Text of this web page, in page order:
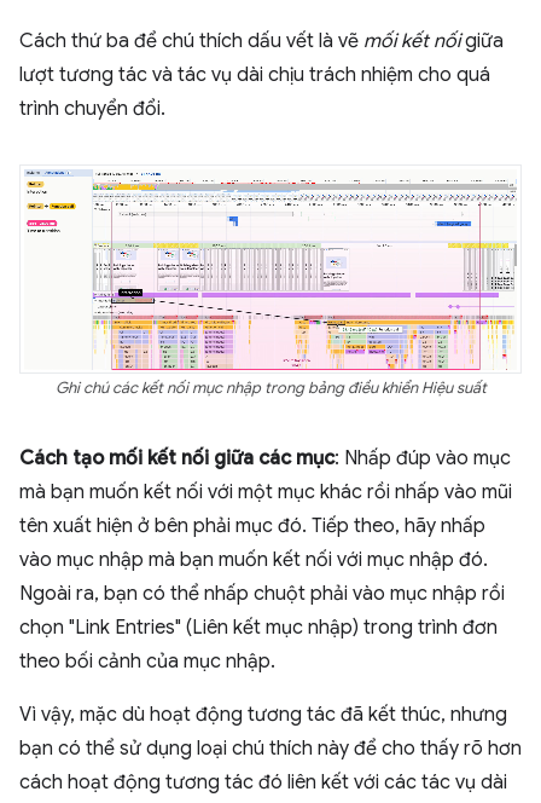
Cách thứ ba để chú thích dấu vết là vẽ mối kết nốigiữa
lượt tương tác và tác vụ dài chịu trách nhiệm cho quá
trình chuyển đổi.
Ghi chú các kết nối mục nhập trong bảng điều khiển Hiệu suất
Cách tạo mối kết nối giữa các mục: Nhấp đúp vào mục
mà bạn muốn kết nối với một mục khác rồi nhấp vào mũi
tên xuất hiện ở bên phải mục đó. Tiếp theo, hãy nhấp
vào mục nhập mà bạn muốn kết nối với mục nhập đó.
Ngoài ra, bạn có thể nhấp chuột phải vào mục nhập rồi
chọn "Link Entries" (Liên kết mục nhập) trong trình đơn
theo bối cảnh của mục nhập.
Vì vậy, mặc dù hoạt động tương tác đã kết thúc, nhưng
bạn có thể sử dụng loại chú thích này để cho thấy rõ hơn
cách hoạt động tương tác đó liên kết với các tác vụ dài